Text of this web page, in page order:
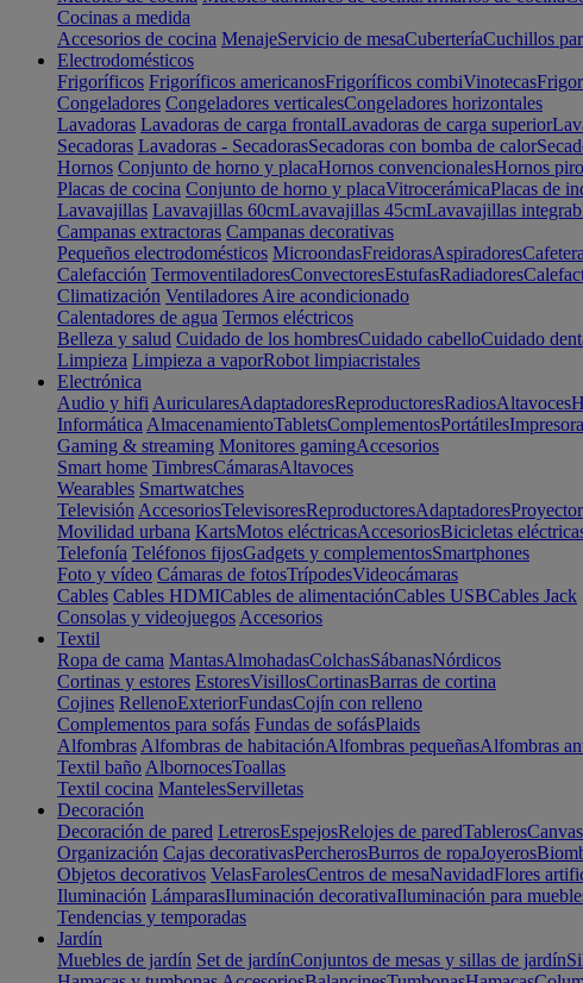
Cocinas a medida
Accesorios de cocina MenajeServicio de mesaCuberteríaCuchillos
Electrodomésticos
Frigoríficos Frigoríficos americanosFrigoríficos combiVinotecas
Congeladores Congeladores verticalesCongeladores horizontales
Lavadoras Lavadoras de carga frontalLavadoras de carga superior
Secadoras Lavadoras - SecadorasSecadoras con bomba de calor
Hornos Conjunto de horno y placaHornos convencionalesHornos
Placas de cocina Conjunto de horno y placaVitrocerámicaPlacas de
Lavavajillas Lavavajillas 60cmLavavajillas 45cmLavavajillas
Campanas extractoras Campanas decorativas
Pequeños electrodomésticos MicroondasFreidorasAspiradores
Calefacción TermoventiladoresConvectoresEstufasRadiadores
Climatización Ventiladores Aire acondicionado
Calentadores de agua Termos eléctricos
Belleza y salud Cuidado de los hombresCuidado cabelloCuidado
Limpieza Limpieza a vaporRobot limpiacristales
Electrónica
Audio y hifi AuricularesAdaptadoresReproductoresRadiosAltavoces
Informática AlmacenamientoTabletsComplementosPortátiles
Gaming & streaming Monitores gamingAccesorios
Smart home TimbresCámarasAltavoces
Wearables Smartwatches
Televisión AccesoriosTelevisoresReproductoresAdaptadores
Movilidad urbana KartsMotos eléctricasAccesoriosBicicletas
Telefonía Teléfonos fijosGadgets y complementosSmartphones
Foto y vídeo Cámaras de fotosTrípodesVideocámaras
Cables Cables HDMICables de alimentaciónCables USBCables Jack
Consolas y videojuegos Accesorios
Textil
Ropa de cama MantasAlmohadasColchasSábanasNórdicos
Cortinas y estores EstoresVisillosCortinasBarras de cortina
Cojines RellenoExteriorFundasCojín con relleno
Complementos para sofás Fundas de sofásPlaids
Alfombras Alfombras de habitaciónAlfombras pequeñasAlfombras
Textil baño AlbornocesToallas
Textil cocina MantelesServilletas
Decoración
Decoración de pared LetrerosEspejosRelojes de paredTablerosCanvas
Organización Cajas decorativasPercherosBurros de ropaJoyeros
Objetos decorativos VelasFarolesCentros de mesaNavidadFlores
Iluminación LámparasIluminación decorativaIluminación para
Tendencias y temporadas
Jardín
Muebles de jardín Set de jardínConjuntos de mesas y sillas de jardín